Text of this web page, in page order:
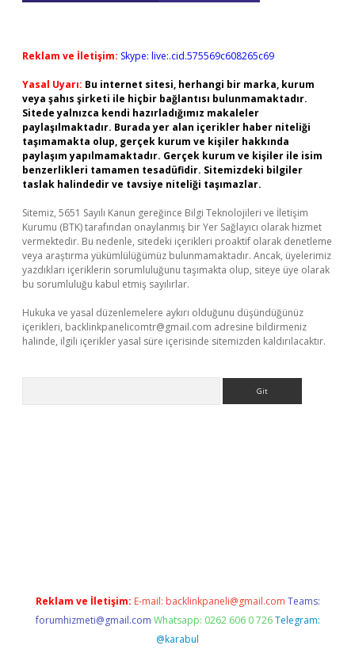
Reklam ve İletişim: Skype: live:.cid.575569c608265c69
Yasal Uyarı: Bu internet sitesi, herhangi bir marka, kurum
veya şahıs şirketi ile hiçbir bağlantısı bulunmamaktadır.
Sitede yalnızca kendi hazırladığımız makaleler
paylaşılmaktadır. Burada yer alan içerikler haber niteliği
taşımamakta olup, gerçek kurum ve kişiler hakkında
paylaşım yapılmamaktadır. Gerçek kurum ve kişiler ile isim
benzerlikleri tamamen tesadüfidir. Sitemizdeki bilgiler
taslak halindedir ve tavsiye niteliği taşımazlar.
Sitemiz, 5651 Sayılı Kanun gereğince Bilgi Teknolojileri ve İletişim
Kurumu (BTK) tarafından onaylanmış bir Yer Sağlayıcı olarak hizmet
vermektedir. Bu nedenle, sitedeki içerikleri proaktif olarak denetleme
veya araştırma yükümlülüğümüz bulunmamaktadır. Ancak, üyelerimiz
yazdıkları içeriklerin sorumluluğunu taşımakta olup, siteye üye olarak
bu sorumluluğu kabul etmiş sayılırlar.
Hukuka ve yasal düzenlemelere aykırı olduğunu düşündüğünüz
içerikleri, backlinkpanelicomtr@gmail.com adresine bildirmeniz
halinde, ilgili içerikler yasal süre içerisinde sitemizden kaldırılacaktır.
Reklam ve İletişim: E-mail: backlinkpaneli@gmail.com Teams:
forumhizmeti@gmail.com Whatsapp: 0262 606 0 726 Telegram:
@karabul